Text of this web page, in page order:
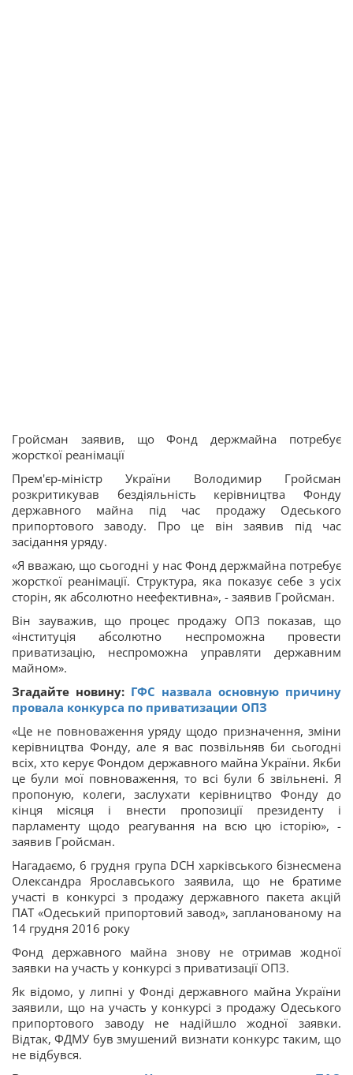
Гройсман заявив, що Фонд держмайна потребує
жорсткої реанімації
Прем'єр-міністр України Володимир Гройсман
розкритикував бездіяльність керівництва Фонду
державного майна під час продажу Одеського
припортового заводу. Про це він заявив під час
засідання уряду.
«Я вважаю, що сьогодні у нас Фонд держмайна потребує
жорсткої реанімації. Структура, яка показує себе з усіх
сторін, як абсолютно неефективна», - заявив Гройсман.
Він зауважив, що процес продажу ОПЗ показав, що
«інституція абсолютно неспроможна провести
приватизацію, неспроможна управляти державним
майном».
Згадайте новину: ГФС назвала основную причину
провала конкурса по приватизации ОПЗ
«Це не повноваження уряду щодо призначення, зміни
керівництва Фонду, але я вас позвільняв би сьогодні
всіх, хто керує Фондом державного майна України. Якби
це були мої повноваження, то всі були б звільнені. Я
пропоную, колеги, заслухати керівництво Фонду до
кінця місяця і внести пропозиції президенту і
парламенту щодо реагування на всю цю історію», -
заявив Гройсман.
Нагадаємо, 6 грудня група DCH харківського бізнесмена
Олександра Ярославського заявила, що не братиме
участі в конкурсі з продажу державного пакета акцій
ПАТ «Одеський припортовий завод», запланованому на
14 грудня 2016 року
Фонд державного майна знову не отримав жодної
заявки на участь у конкурсі з приватизації ОПЗ.
Як відомо, у липні у Фонді державного майна України
заявили, що на участь у конкурсі з продажу Одеського
припортового заводу не надійшло жодної заявки.
Відтак, ФДМУ був змушений визнати конкурс таким, що
не відбувся.